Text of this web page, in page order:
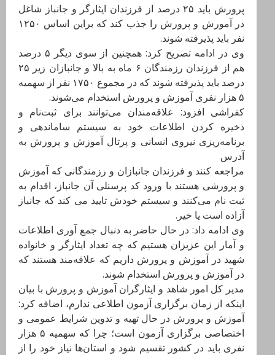
پرورش باید ۲۵ درصد از فرزندان ایثارگر و جانباز شاغل
در آمورش و پرورش را جذب کند که براین اساس ۱۲۵۰
نفر باید پذیرفته شوند.
وی در ادامه تصریح کرد: همچنین از سوی دیگر ۵ درصد
هم از فرزندان رزمندگان ۶ ماه به بالا و جانبازان زیر ۲۵
درصد باید پذیرفته شوند که در مجموع ۱۷۵۰ نفر از سهمیه
۵ هزار نفری آموزش و پرورش استخدام می‌شوند.
کفراشی افزود: علاقه‌مندان می‌توانند برای ثبت‌نام و
ذخیره کردن اطلاعات خود به سیستم ساماندهی و
برنامه‌ریزی نیروی انسانی و پرتال آموزش و پرورش به
آدرس
مراجعه کنند و فرزندان جانبازان و رزمندگانی که آموزش
و پرورشی هستند با ورود کد پرسنلی آن جانباز، اقدام به
ثبت نام می‌کنند و سیستم خودش تایید می کند که جانباز
آزاده است یا خیر.
وی ادامه داد: در حال حاضر به دنبال جمع آوری اطلاعات
و‌ آمار این عزیزان هستیم که چه تعداد ایثارگر و خانواده
شهید در آموزش و پرورش داریم که علاقه‌مند هستند که
در آموزش و پرورش استخدام شوند.
مدیر کل امور شاهد و ایثارگران آموزش و پرورش با بیان
اینکه از زمان برگزاری آزمون اطلاعی ندارم، اضافه کرد:
آموزش و پرورش در حال تهیه و تدوین شرایط عمومی و
اختصاصی برگزاری آزمون است؛ چرا که سهمیه ۵ هزار
نفری باید در کشور تقسیم شود و استان‌ها نیاز خود را از